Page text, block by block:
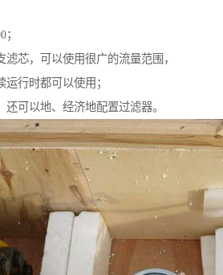
滤芯，可以使用很广的流量范围，
行时都可以使用；
还可以地、经济地配置过滤器。